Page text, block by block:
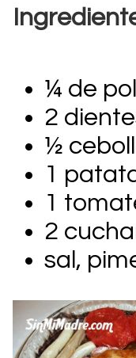
¼ de
2
½
1
1
2
sal,